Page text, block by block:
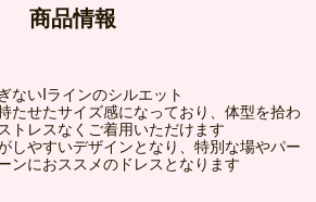
商品情報
ないIラインのシルエット
たせたサイズ感になっており、体型を拾わ
トレスなくご着用いただけます
しやすいデザインとなり、特別な場やパー
ンにおススメのドレスとなります